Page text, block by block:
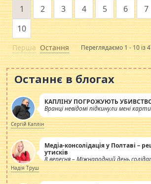
Перша
1 2 3 4 5 6 7
10
Остання Переглядаємо 1 - 10 із
Останнє в блогах
КАПЛІНУ ПОГРОЖУЮТЬ
Вранці невідомі підкинули мені
Сергій Каплін
Медіа-консолідація у Полтаві –
утисків
8 вересня – Міжнародний день
журналістів.
Надія Труш